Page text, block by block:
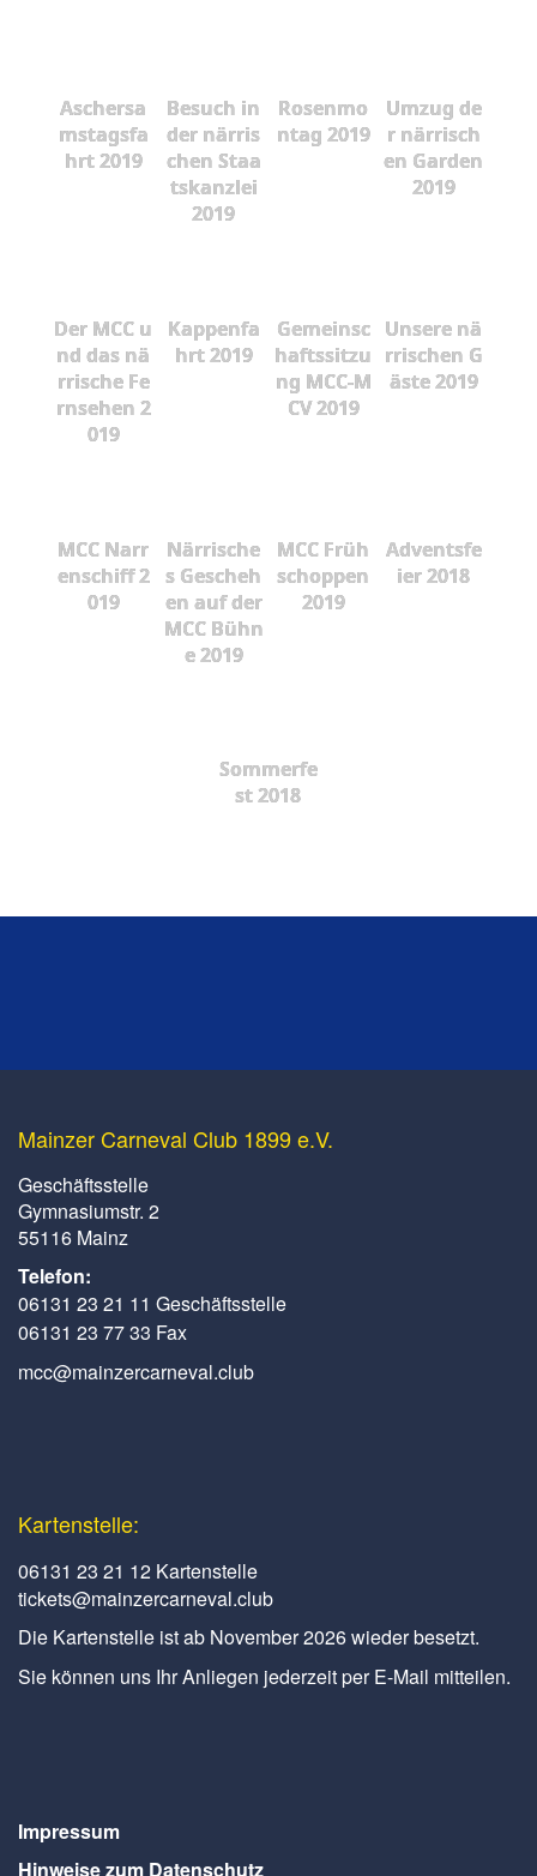
Aschersa
mstagsfa
hrt 2019
Besuch in
der närris
chen Staa
tskanzlei
2019
Rosenmo
ntag 2019
Umzug de
r närrisch
en Garden
2019
Der MCC u
nd das nä
rrische Fe
rnsehen 2
019
Kappenfa
hrt 2019
Gemeinsc
haftssitzu
ng MCC-M
CV 2019
Unsere nä
rrischen G
äste 2019
MCC Narr
enschiff 2
019
Närrische
s Gescheh
en auf der
MCC Bühn
e 2019
MCC Früh
schoppen
2019
Adventsfe
ier 2018
Sommerfe
st 2018
Mainzer Carneval Club 1899 e.V.
Geschäftsstelle
Gymnasiumstr. 2
55116 Mainz
Telefon:
06131 23 21 11 Geschäftsstelle
06131 23 77 33 Fax
mcc@mainzercarneval.club
Kartenstelle:
06131 23 21 12 Kartenstelle
tickets@mainzercarneval.club
Die Kartenstelle ist ab November 2026 wieder besetzt.
Sie können uns Ihr Anliegen jederzeit per E-Mail mitteilen.
Impressum
Hinweise zum Datenschutz